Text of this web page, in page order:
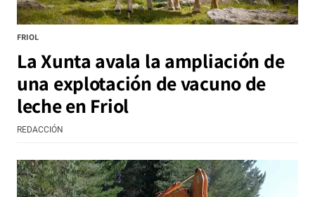
FRIOL
La Xunta avala la ampliación de
una explotación de vacuno de
leche en Friol
REDACCIÓN